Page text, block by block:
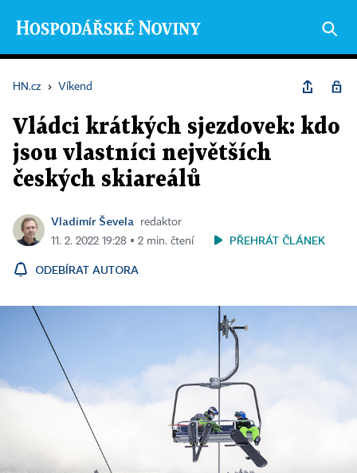
HN.cz › Víkend
Vládci krátkých sjezdovek: kdo
jsou vlastníci největších
českých skiareálů
Vladimír Ševela
redaktor
11. 2. 2022 19:28 ▪ 2 min. čtení
PŘEHRÁT ČLÁNEK
ODEBÍRAT AUTORA